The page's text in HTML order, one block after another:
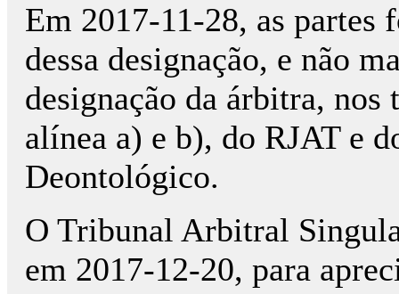
Em 2017-11-28, as partes
dessa designação, e não
designação da árbitra, nos
alínea a) e b), do RJAT e
Deontológico.
O Tribunal Arbitral
em 2017-12-20, para